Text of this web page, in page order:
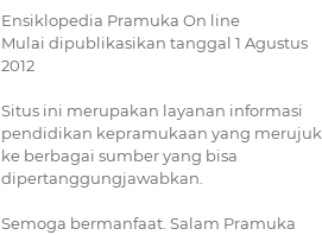
Ensiklopedia Pramuka On line
Mulai dipublikasikan tanggal 1 Agustus
2012
Situs ini merupakan layanan informasi
pendidikan kepramukaan yang merujuk
ke berbagai sumber yang bisa
dipertanggungjawabkan.
Semoga bermanfaat. Salam Pramuka